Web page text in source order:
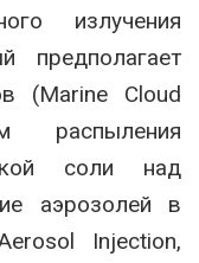
излучения
предполагает
(Marine Cloud
распыления
соли над
аэрозолей в
Injection,